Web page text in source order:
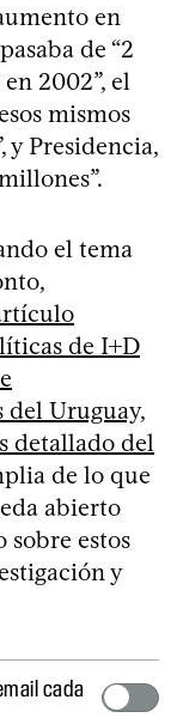
en
de “2
2002”, el
mismos
y Presidencia,
el tema
de I+D
del Uruguay,
detallado del
de lo que
abierto
estos
y
cada